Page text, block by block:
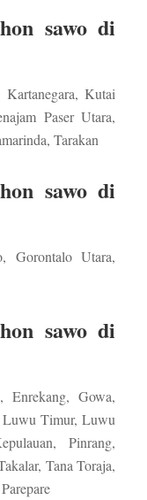
sawo di
Kutai
Paser Utara,
Tarakan
sawo di
Gorontalo Utara,
sawo di
Enrekang, Gowa,
Luwu Timur, Luwu
Pinrang,
Tana Toraja,